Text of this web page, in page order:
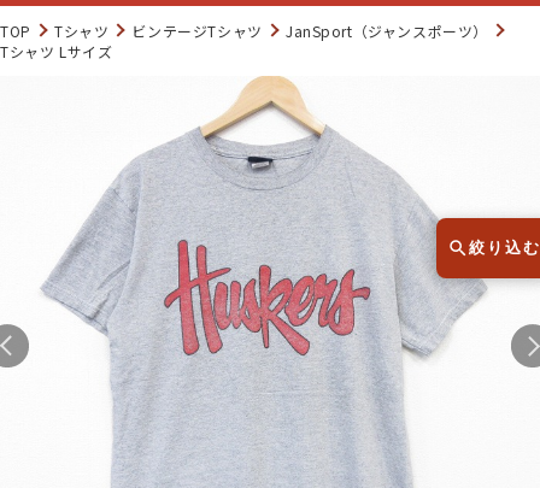
ログイン
全国7店舗・公式通販の比較
発送について 12時までのご注文で当日出荷！
※対応不可：日祝、長期休暇、セール
Search by Hotword今週のHOTワード（7/29〜8/4）
Tシャツ USA製 映画 3 ミリタリー 4
ラルフローレン 6 大きいサイズ 7 アニメ
TOP Tシャツ ビンテージTシャツ
JanSport（ジャンスポーツ）
Tシャツ Lサイズ
絞り込む